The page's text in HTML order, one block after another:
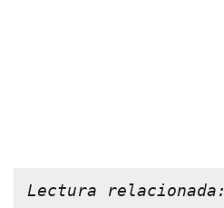
Lectura relacionada: